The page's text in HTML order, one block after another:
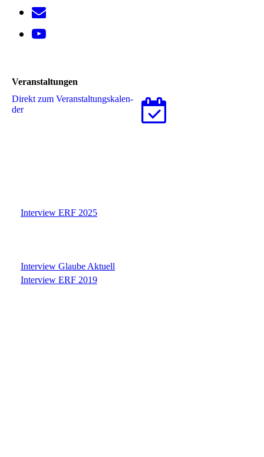
Veranstaltungen
Direkt zum Ver­an­stal­tungs­ka­len­
der
Interview ERF 2025
Interview Glaube Aktuell
Interview ERF 2019